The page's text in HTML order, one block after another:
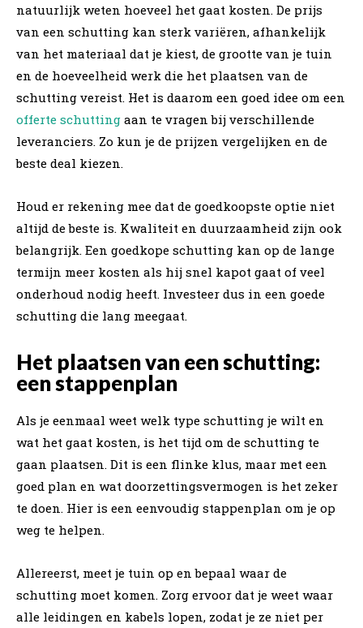
natuurlijk weten hoeveel het gaat kosten. De prijs
van een schutting kan sterk variëren, afhankelijk
van het materiaal dat je kiest, de grootte van je tuin
en de hoeveelheid werk die het plaatsen van de
schutting vereist. Het is daarom een goed idee om een
offerte schutting aan te vragen bij verschillende
leveranciers. Zo kun je de prijzen vergelijken en de
beste deal kiezen.
Houd er rekening mee dat de goedkoopste optie niet
altijd de beste is. Kwaliteit en duurzaamheid zijn ook
belangrijk. Een goedkope schutting kan op de lange
termijn meer kosten als hij snel kapot gaat of veel
onderhoud nodig heeft. Investeer dus in een goede
schutting die lang meegaat.
Het plaatsen van een schutting:
een stappenplan
Als je eenmaal weet welk type schutting je wilt en
wat het gaat kosten, is het tijd om de schutting te
gaan plaatsen. Dit is een flinke klus, maar met een
goed plan en wat doorzettingsvermogen is het zeker
te doen. Hier is een eenvoudig stappenplan om je op
weg te helpen.
Allereerst, meet je tuin op en bepaal waar de
schutting moet komen. Zorg ervoor dat je weet waar
alle leidingen en kabels lopen, zodat je ze niet per